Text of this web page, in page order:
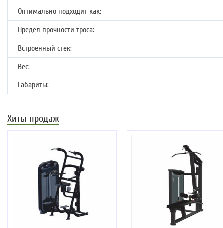
Оптимально подходит как:
Предел прочности троса:
Встроенный стек:
Вес:
Габариты:
Хиты продаж